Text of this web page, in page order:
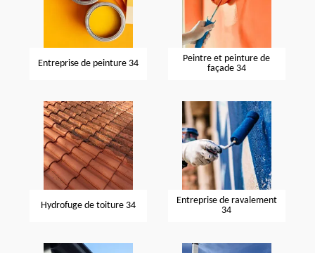
Entreprise de peinture 34
Peintre et peinture de
façade 34
Hydrofuge de toiture 34
Entreprise de ravalement
34